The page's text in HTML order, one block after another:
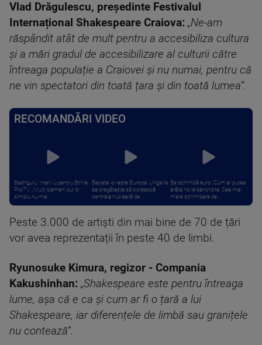
Vlad Drăgulescu, președinte Festivalul
Internațional Shakespeare Craiova: „Ne-am
răspândit atât de mult pentru a accesibiliza cultura
și a mări gradul de accesibilizare al culturii către
întreaga populație a Craiovei și nu numai, pentru că
ne vin spectatori din toată țara și din toată lumea”.
RECOMANDĂRI VIDEO
Sadhguru, interviu pentru Știrile
ProTV: „Mulți oameni pur și
simplu nu mai ...
Seceta lovește Europa: Ungaria
se pregătește să oprească
centrala nucleară de ...
Se schimbă euro. Cum ar putea
arăta noile bancnote. Cea mai
mare schimbare de ...
Peste 3.000 de artiști din mai bine de 70 de țări
vor avea reprezentații în peste 40 de limbi.
Ryunosuke Kimura, regizor - Compania
Kakushinhan: „Shakespeare este pentru întreaga
lume, așa că e ca și cum ar fi o țară a lui
Shakespeare, iar diferențele de limbă sau granițele
nu contează”.